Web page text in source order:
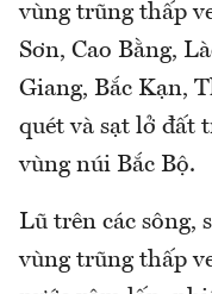
vùng trũng thấp
Sơn, Cao Bằng,
Giang, Bắc Kạn,
quét và sạt lở đất
vùng núi Bắc Bộ.
Lũ trên các sông,
vùng trũng thấp